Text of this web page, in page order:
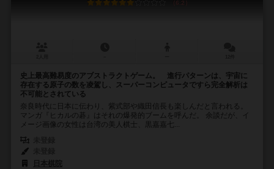
6.2
史上最高難易度のアブストラクトゲーム。 進行パターンは、宇宙に
存在する原子の数を凌駕し、スーパーコンピュータですら完全解析は
不可能とされている
奈良時代に日本に伝わり、紫式部や織田信長も楽しんだと言われる。
マンガ『ヒカルの碁』はそれの爆発的ブームを呼んだ。 余談だが、イ
メージ画像の女性は台湾の美人棋士、黒嘉嘉七...
日本棋院